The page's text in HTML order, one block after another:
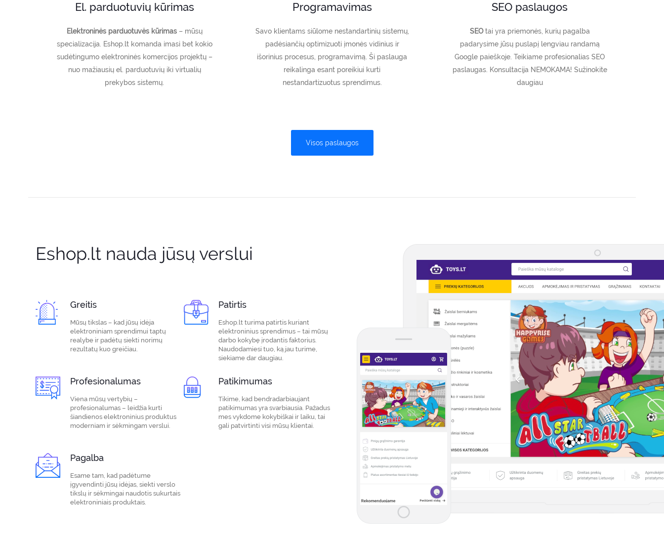
El. parduotuvių kūrimas
Elektroninės parduotuvės kūrimas– mūsų
specializacija. Eshop.lt komanda imasi bet kokio
sudėtingumo elektroninės komercijos projektų –
nuo mažiausių el. parduotuvių iki virtualių
prekybos sistemų.
Programavimas
Savo klientams siūlome nestandartinių sistemų,
padėsiančių optimizuoti įmonės vidinius ir
išorinius procesus, programavimą. Ši paslauga
reikalinga esant poreikiui kurti
nestandartizuotus sprendimus.
SEO paslaugos
SEOtai yra priemonės, kurių pagalba
padarysime jūsų puslapį lengviau randamą
Google paieškoje. Teikiame profesionalias SEO
paslaugas. Konsultacija NEMOKAMA! Sužinokite
daugiau
Visos paslaugos
Eshop.lt nauda jūsų verslui
Greitis
Mūsų tikslas – kad jūsų idėja
elektroniniam sprendimui taptų
realybe ir padėtų siekti norimų
rezultatų kuo greičiau.
Patirtis
Eshop.lt turima patirtis kuriant
elektroninius sprendimus – tai mūsų
darbo kokybę įrodantis faktorius.
Naudodamiesi tuo, ką jau turime,
siekiame dar daugiau.
Profesionalumas
Viena mūsų vertybių –
profesionalumas – leidžia kurti
šiandienos elektroninius produktus
moderniam ir sėkmingam verslui.
Patikimumas
Tikime, kad bendradarbiaujant
patikimumas yra svarbiausia. Pažadus
mes vykdome kokybiškai ir laiku, tai
gali patvirtinti visi mūsų klientai.
Pagalba
Esame tam, kad padėtume
įgyvendinti jūsų idėjas, siekti verslo
tikslų ir sėkmingai naudotis sukurtais
elektroniniais produktais.